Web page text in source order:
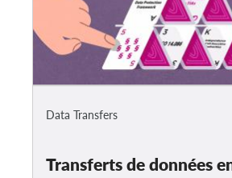
Data Transfers
Transferts de données